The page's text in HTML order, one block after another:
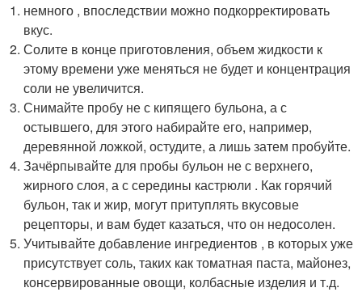
немного , впоследствии можно подкорректировать
вкус.
Солите в конце приготовления, объем жидкости к
этому времени уже меняться не будет и концентрация
соли не увеличится.
Снимайте пробу не с кипящего бульона, а с
остывшего, для этого набирайте его, например,
деревянной ложкой, остудите, а лишь затем пробуйте.
Зачёрпывайте для пробы бульон не с верхнего,
жирного слоя, а с середины кастрюли . Как горячий
бульон, так и жир, могут притуплять вкусовые
рецепторы, и вам будет казаться, что он недосолен.
Учитывайте добавление ингредиентов , в которых уже
присутствует соль, таких как томатная паста, майонез,
консервированные овощи, колбасные изделия и т.д.